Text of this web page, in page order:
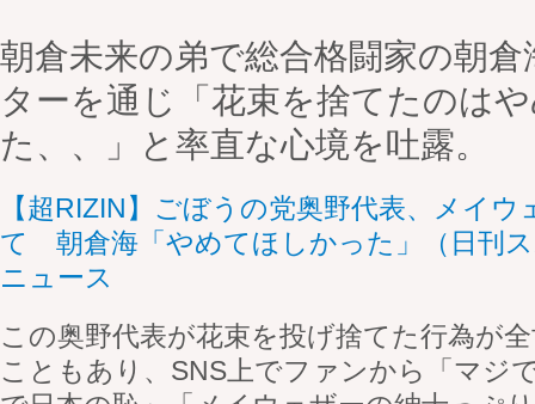
朝倉未来の弟で総合格闘家の朝
ターを通じ「花束を捨てたのは
た、、」と率直な心境を吐露。
【超RIZIN】ごぼうの党奥野代表、メイ
て 朝倉海「やめてほしかった」（日刊ス
ニュース
この奥野代表が花束を投げ捨てた行為が
こともあり、SNS上でファンから「マジ